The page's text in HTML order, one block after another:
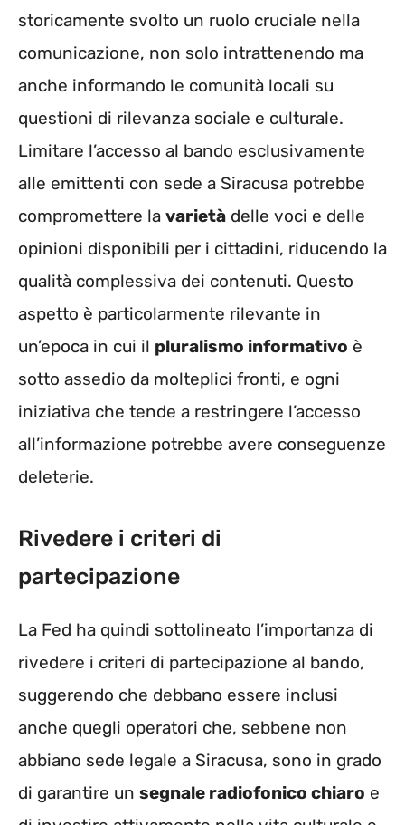
storicamente svolto un ruolo cruciale nella
comunicazione, non solo intrattenendo ma
anche informando le comunità locali su
questioni di rilevanza sociale e culturale.
Limitare l’accesso al bando esclusivamente
alle emittenti con sede a Siracusa potrebbe
compromettere la varietà delle voci e delle
opinioni disponibili per i cittadini, riducendo la
qualità complessiva dei contenuti. Questo
aspetto è particolarmente rilevante in
un’epoca in cui il pluralismo informativo è
sotto assedio da molteplici fronti, e ogni
iniziativa che tende a restringere l’accesso
all’informazione potrebbe avere conseguenze
deleterie.
Rivedere i criteri di
partecipazione
La Fed ha quindi sottolineato l’importanza di
rivedere i criteri di partecipazione al bando,
suggerendo che debbano essere inclusi
anche quegli operatori che, sebbene non
abbiano sede legale a Siracusa, sono in grado
di garantire un segnale radiofonico chiaro e